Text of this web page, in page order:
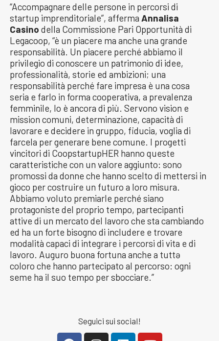
“Accompagnare delle persone in percorsi di
startup imprenditoriale”, afferma Annalisa
Casino della Commissione Pari Opportunità di
Legacoop, “è un piacere ma anche una grande
responsabilità. Un piacere perché abbiamo il
privilegio di conoscere un patrimonio di idee,
professionalità, storie ed ambizioni; una
responsabilità perché fare impresa è una cosa
seria e farlo in forma cooperativa, a prevalenza
femminile, lo è ancora di più. Servono vision e
mission comuni, determinazione, capacità di
lavorare e decidere in gruppo, fiducia, voglia di
farcela per generare bene comune. I progetti
vincitori di CoopstartupHER hanno queste
caratteristiche con un valore aggiunto: sono
promossi da donne che hanno scelto di mettersi in
gioco per costruire un futuro a loro misura.
Abbiamo voluto premiarle perché siano
protagoniste del proprio tempo, partecipanti
attive di un mercato del lavoro che sta cambiando
ed ha un forte bisogno di includere e trovare
modalità capaci di integrare i percorsi di vita e di
lavoro. Auguro buona fortuna anche a tuttə
coloro che hanno partecipato al percorso: ogni
seme ha il suo tempo per sbocciare.”
Seguici sui social!